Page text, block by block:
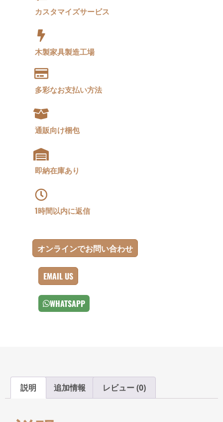
カスタマイズサービス
木製家具製造工場
多彩なお支払い方法
通販向け梱包
即納在庫あり
1時間以内に返信
オンラインでお問い合わせ
EMAIL US
WHATSAPP
説明 追加情報 レビュー (0)